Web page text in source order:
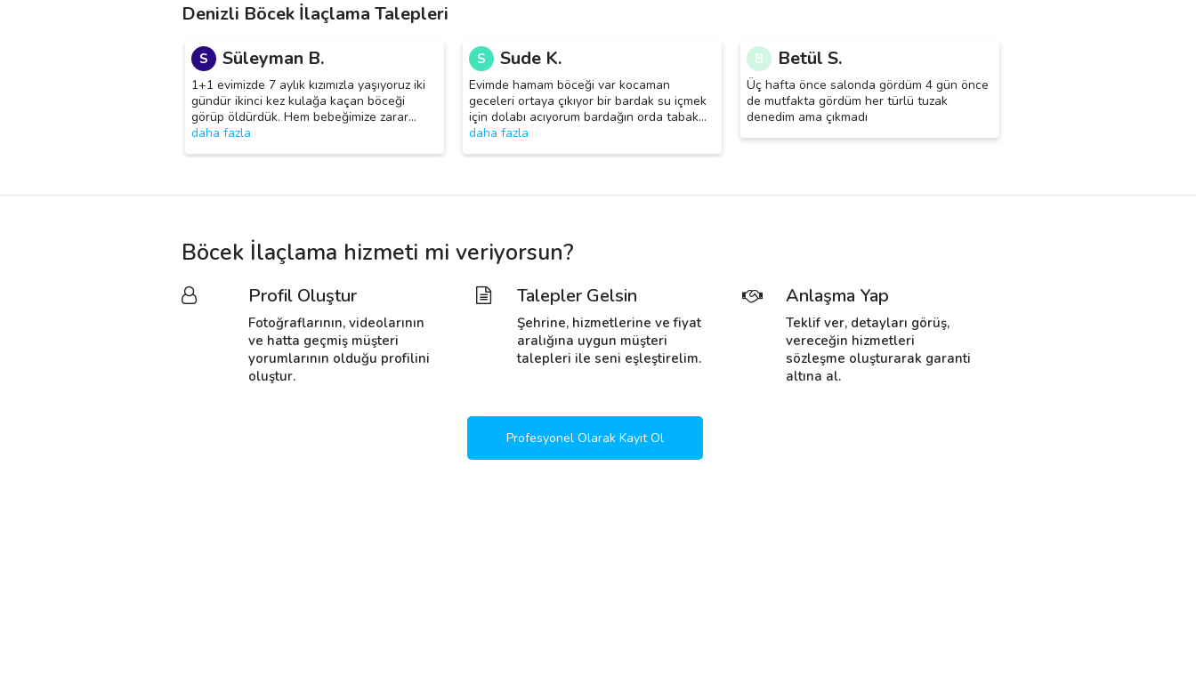
Denizli Böcek İlaçlama Talepleri
S Süleyman B.
1+1 evimizde 7 aylık kızımızla yaşıyoruz iki
gündür ikinci kez kulağa kaçan böceği
görüp öldürdük. Hem bebeğimize zarar…
daha fazla
S Sude K.
Evimde hamam böceği var kocaman
geceleri ortaya çıkıyor bir bardak su içmek
için dolabı acıyorum bardağın orda tabak…
daha fazla
B Betül S.
Üç hafta önce salonda gördüm 4 gün önce
de mutfakta gördüm her türlü tuzak
denedim ama çıkmadı
Böcek İlaçlama hizmeti mi veriyorsun?
Profil Oluştur
Fotoğraflarının, videolarının
ve hatta geçmiş müşteri
yorumlarının olduğu profilini
oluştur.
Talepler Gelsin
Şehrine, hizmetlerine ve fiyat
aralığına uygun müşteri
talepleri ile seni eşleştirelim.
Anlaşma Yap
Teklif ver, detayları görüş,
vereceğin hizmetleri
sözleşme oluşturarak garanti
altına al.
Profesyonel Olarak Kayıt Ol